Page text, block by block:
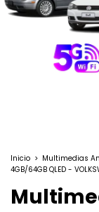
Inicio > Multimedias
4GB/64GB QLED -